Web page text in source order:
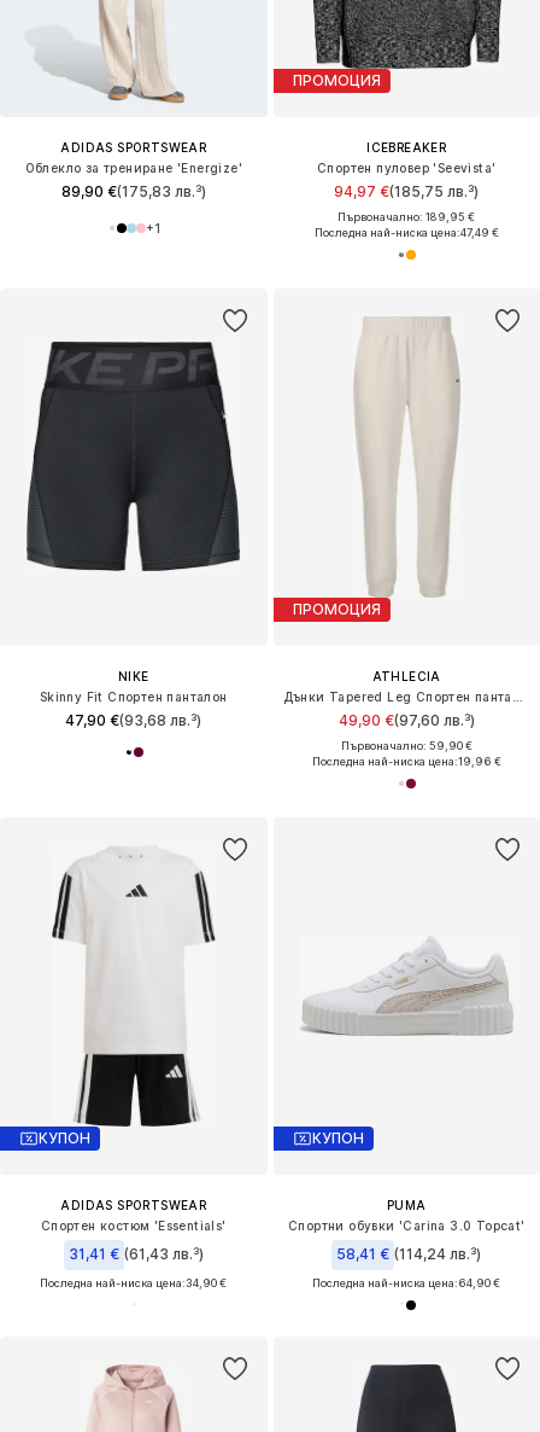
ADIDAS SPORTSWEAR
Облекло за трениране 'Energize'
89,90 €(175,83 лв.³)
+1
ПРОМОЦИЯ
ICEBREAKER
Спортен пуловер 'Seevista'
94,97 €(185,75 лв.³)
Първоначално: 189,95 €
Последна най-ниска цена:47,49 €
NIKE
Skinny Fit Спортен панталон
47,90 €(93,68 лв.³)
ПРОМОЦИЯ
ATHLECIA
49,90 €(97,60 лв.³)
Първоначално: 59,90 €
Последна най-ниска цена:19,96 €
КУПОН
ADIDAS SPORTSWEAR
Спортен костюм 'Essentials'
31,41 € (61,43 лв.³)
Последна най-ниска цена:34,90 €
КУПОН
PUMA
Спортни обувки 'Carina 3.0 Topcat'
58,41 € (114,24 лв.³)
Последна най-ниска цена:64,90 €